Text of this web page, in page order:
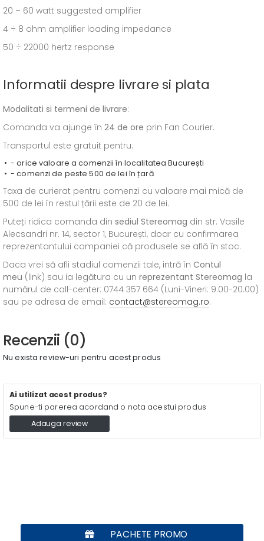
20 ÷ 60 watt suggested amplifier
4 ÷ 8 ohm amplifier loading impedance
50 ÷ 22000 hertz response
Informatii despre livrare si plata
Modalitati si termeni de livrare:
Comanda va ajunge în 24 de ore prin Fan Courier.
Transportul este gratuit pentru:
- orice valoare a comenzii în localitatea București
- comenzi de peste 500 de lei în țară
Taxa de curierat pentru comenzi cu valoare mai mică de
500 de lei în restul țării este de 20 de lei.
Puteți ridica comanda din sediul Stereomag din str. Vasile
Alecsandri nr. 14, sector 1, București, doar cu confirmarea
reprezentantului companiei că produsele se află în stoc.
Daca vrei să afli stadiul comenzii tale, intră în Contul
meu (link) sau ia legătura cu un reprezentant Stereomag la
numărul de call-center: 0744 357 664 (Luni-Vineri: 9.00-20.00)
sau pe adresa de email: contact@stereomag.ro.
Recenzii (0)
Nu exista review-uri pentru acest produs
Ai utilizat acest produs?
Spune-ti parerea acordand o nota acestui produs
Adauga review
PACHETE PROMO